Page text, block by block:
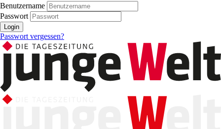
Benutzername
Passwort
Login
Passwort vergessen?